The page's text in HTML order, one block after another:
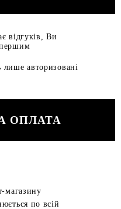
відгуків, Ви
авторизовані
ОПЛАТА
магазину
по всій